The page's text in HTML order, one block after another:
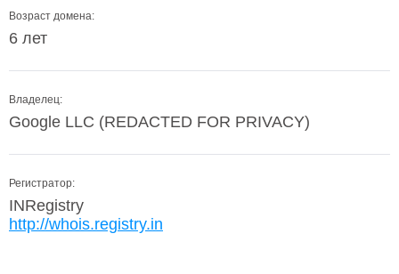
Возраст домена:
6 лет
Владелец:
Google LLC (REDACTED FOR PRIVACY)
Регистратор:
INRegistry
http://whois.registry.in